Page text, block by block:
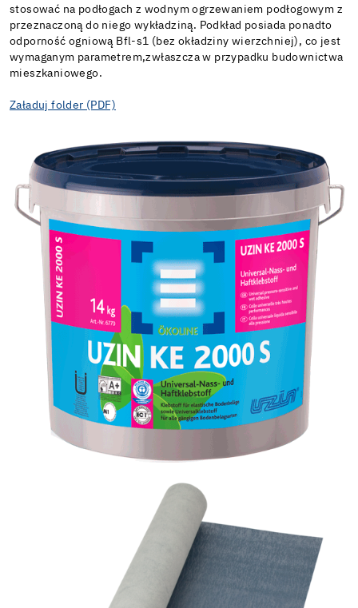
stosować na podłogach z wodnym ogrzewaniem podłogowym z
przeznaczoną do niego wykładziną. Podkład posiada ponadto
odporność ogniową Bfl-s1 (bez okładziny wierzchniej), co jest
wymaganym parametrem,zwłaszcza w przypadku budownictwa
mieszkaniowego.
Załaduj folder (PDF)